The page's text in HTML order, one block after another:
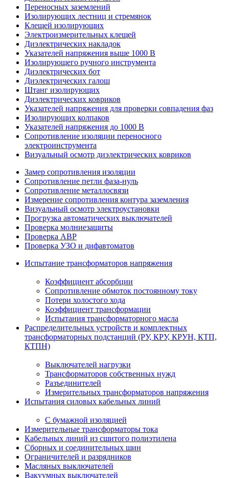
Переносных заземлений
Изолирующих лестниц и стремянок
Клещей изолирующих
Электроизмерительных клещей
Диэлектрических накладок
Указателей напряжения выше 1000 В
Изолирующего ручного инструмента
Диэлектрических бот
Диэлектрических галош
Штанг изолирующих
Диэлектрических ковриков
Указателей напряжения для проверки совпадения фаз
Изолирующих колпаков
Указателей напряжения до 1000 В
Сопротивление изоляции переносного
электроинструмента
Визуальный осмотр диэлектрических ковриков
Замер сопротивления изоляции
Сопротивление петли фаза-нуль
Сопротивление металлосвязи
Измерение сопротивления контура заземления
Визуальный осмотр электроустановки
Прогрузка автоматических выключателей
Проверка молниезащиты
Проверка АВР
Проверка УЗО и дифавтоматов
Испытание трансформаторов напряжения
Коэффициент абсорбции
Сопротивление обмоток постоянному току
Потери холостого хода
Коэффициент трансформации
Испытания трансформаторного масла
Распределительных устройств и комплектных
трансформаторных подстанций (РУ, КРУ, КРУН, КТП,
КТПН)
Выключателей нагрузки
Трансформаторов собственных нужд
Разъединителей
Измерительных трансформаторов напряжения
Испытания силовых кабельных линий
С бумажной изоляцией
Измерительные трансформаторы тока
Кабельных линий из сшитого полиэтилена
Сборных и соединительных шин
Ограничителей и разрядников
Масляных выключателей
Вакуумных выключателей